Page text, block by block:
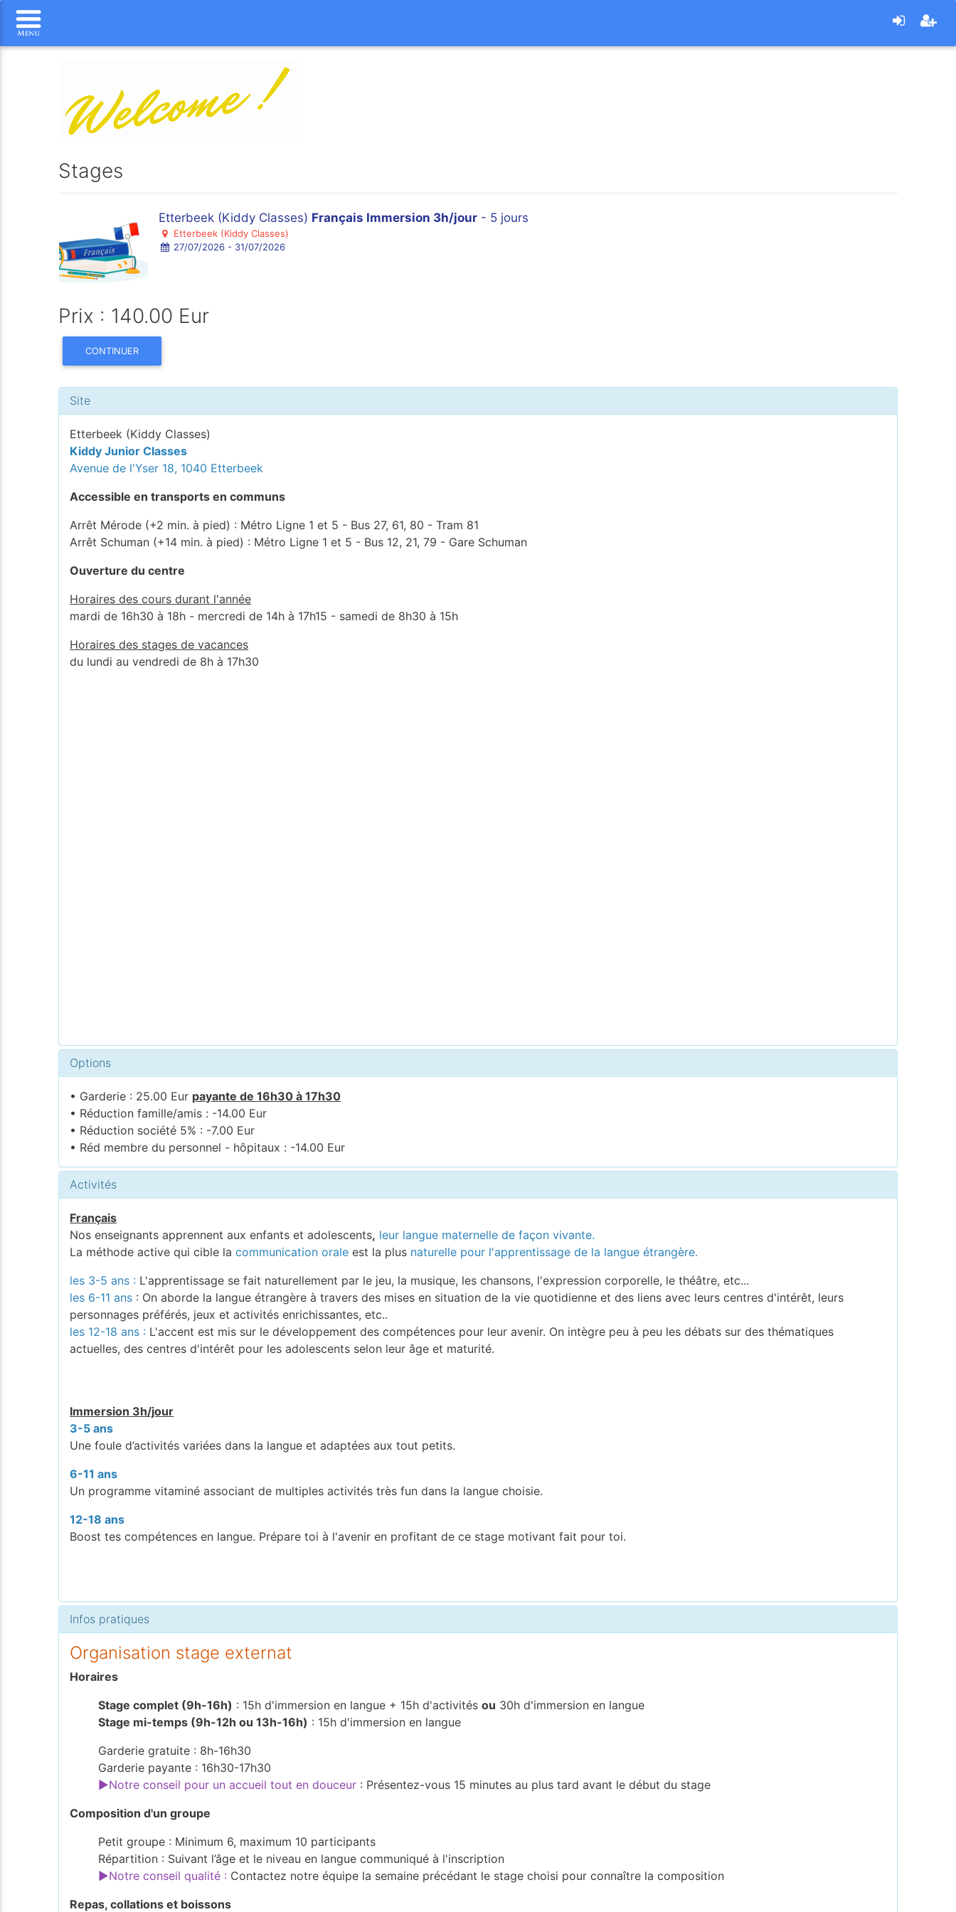
Stages
Etterbeek (Kiddy Classes) Français Immersion 3h/jour - 5 jours
Etterbeek (Kiddy Classes)
27/07/2026 - 31/07/2026
Prix : 140.00 Eur
CONTINUER
Site
Etterbeek (Kiddy Classes)
Kiddy Junior Classes
Avenue de l'Yser 18, 1040 Etterbeek
Accessible en transports en communs
Arrêt Mérode (+2 min. à pied) : Métro Ligne 1 et 5 - Bus 27, 61, 80 - Tram 81
Arrêt Schuman (+14 min. à pied) : Métro Ligne 1 et 5 - Bus 12, 21, 79 - Gare Schuman
Ouverture du centre
Horaires des cours durant l'année
mardi de 16h30 à 18h - mercredi de 14h à 17h15 - samedi de 8h30 à 15h
Horaires des stages de vacances
du lundi au vendredi de 8h à 17h30
Options
• Garderie : 25.00 Eur payante de 16h30 à 17h30
• Réduction famille/amis : -14.00 Eur
• Réduction société 5% : -7.00 Eur
• Réd membre du personnel - hôpitaux : -14.00 Eur
Activités
Français
Nos enseignants apprennent aux enfants et adolescents, leur langue maternelle de façon vivante.
La méthode active qui cible la communication orale est la plus naturelle pour l'apprentissage de la langue étrangère.
les 3-5 ans : L'apprentissage se fait naturellement par le jeu, la musique, les chansons, l'expression corporelle, le théâtre, etc...
les 6-11 ans : On aborde la langue étrangère à travers des mises en situation de la vie quotidienne et des liens avec leurs centres d'intérêt, leurs
personnages préférés, jeux et activités enrichissantes, etc..
les 12-18 ans : L'accent est mis sur le développement des compétences pour leur avenir. On intègre peu à peu les débats sur des thématiques
actuelles, des centres d'intérêt pour les adolescents selon leur âge et maturité.
Immersion 3h/jour
3-5 ans
Une foule d’activités variées dans la langue et adaptées aux tout petits.
6-11 ans
Un programme vitaminé associant de multiples activités très fun dans la langue choisie.
12-18 ans
Boost tes compétences en langue. Prépare toi à l'avenir en profitant de ce stage motivant fait pour toi.
Infos pratiques
Organisation stage externat
Horaires
Stage complet (9h-16h) : 15h d'immersion en langue + 15h d'activitésou 30h d'immersion en langue
Stage mi-temps (9h-12h ou 13h-16h) : 15h d'immersion en langue
Garderie gratuite : 8h-16h30
Garderie payante : 16h30-17h30
►Notre conseil pour un accueil tout en douceur : Présentez-vous 15 minutes au plus tard avant le début du stage
Composition d'un groupe
Petit groupe : Minimum 6, maximum 10 participants
Répartition : Suivant l’âge et le niveau en langue communiqué à l'inscription
►Notre conseil qualité : Contactez notre équipe la semaine précédant le stage choisi pour connaître la composition
Repas, collations et boissons